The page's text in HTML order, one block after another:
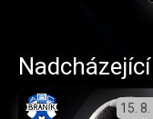
Nadcházející
15. 8.